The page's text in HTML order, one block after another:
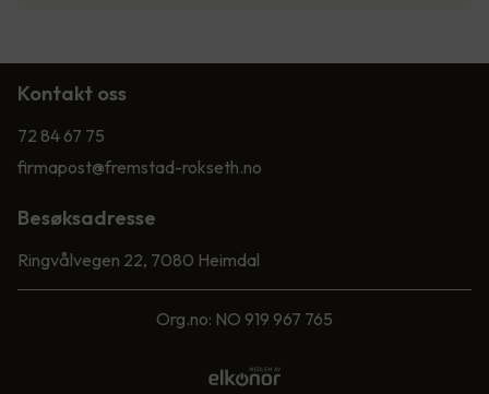
Kontakt oss
72 84 67 75
firmapost@fremstad-rokseth.no
Besøksadresse
Ringvålvegen 22, 7080 Heimdal
Org.no: NO 919 967 765